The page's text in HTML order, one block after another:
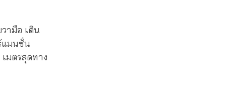
ามือ เดิน
แมนชั่น
มตรสุดทาง